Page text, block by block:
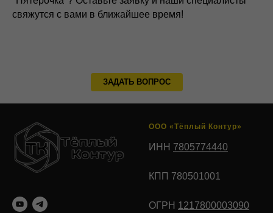
свяжутся с вами в ближайшее время!
ЗАДАТЬ ВОПРОС
ООО «Тёплый Контур»
ИНН 7805774440
КПП 780501001
ОГРН 1217800003090